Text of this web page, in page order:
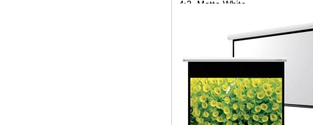
4:3, Matte White